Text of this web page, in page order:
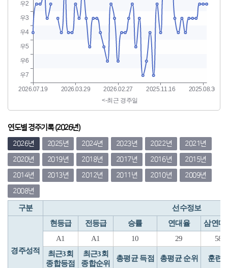
연도별 경주기록 (2026년)
2026년 2025년 2024년 2023년 2022년
2021년
2020년
2019년 2018년 2017년 2016년
2015년
2014년
2013년 2012년 2011년 2010년
2009년
2008년
구분 선수정보
경주성적
현등급 전등급 승률 연대율
삼연대
A1
A1 10 29
58
최근3회
종합등점
최근3회
종합순위
총평균 득점 총평균 순위 훈련